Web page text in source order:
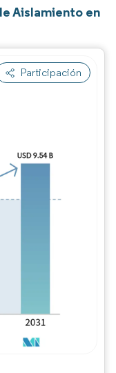
Aislamiento en
Participación